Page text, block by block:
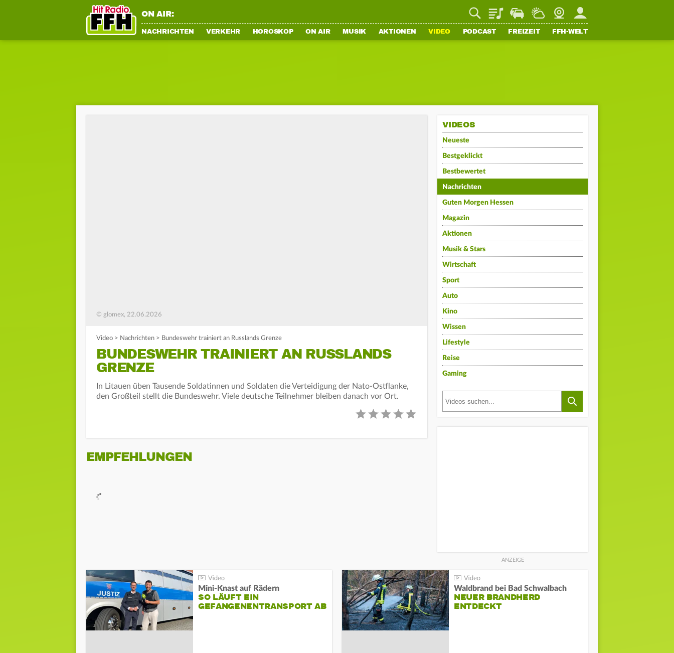
ON AIR: PlaylistStaupilotWetterWebcamMein FFH
NACHRICHTEN VERKEHR HOROSKOP ON AIR MUSIK AKTIONEN VIDEO PODCAST FREIZEIT FFH-WELT
© glomex, 22.06.2026
Video > Nachrichten > Bundeswehr trainiert an Russlands Grenze
BUNDESWEHR TRAINIERT AN RUSSLANDS
GRENZE
In Litauen üben Tausende Soldatinnen und Soldaten die Verteidigung der Nato-Ostflanke,
den Großteil stellt die Bundeswehr. Viele deutsche Teilnehmer bleiben danach vor Ort.
EMPFEHLUNGEN
VIDEOS
Neueste
Bestgeklickt
Bestbewertet
Nachrichten
Guten Morgen Hessen
Magazin
Aktionen
Musik & Stars
Wirtschaft
Sport
Auto
Kino
Wissen
Lifestyle
Reise
Gaming
Mini-Knast auf Rädern
SO LÄUFT EIN
GEFANGENENTRANSPORT AB
Waldbrand bei Bad Schwalbach
NEUER BRANDHERD
ENTDECKT